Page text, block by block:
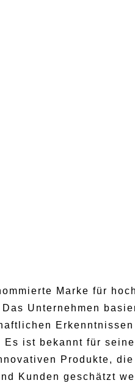
Marke für
Unternehmen
Erkenntnissen
ist bekannt für seine
Produkte, die
Kunden geschätzt